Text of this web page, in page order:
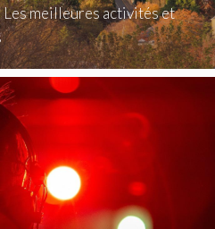
Les meilleures activités et